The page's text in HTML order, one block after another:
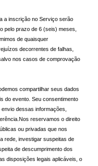
a inscrição no Serviço serão
pelo prazo de 6 (seis) meses,
de quaisquer
decorrentes de falhas,
nos casos de comprovação
compartilhar seus dados
do evento. Seu consentimento
dessas informações,
reservamos o direito
ou privadas que nos
rede, investigar suspeitas de
de descumprimento dos
disposições legais aplicáveis, o